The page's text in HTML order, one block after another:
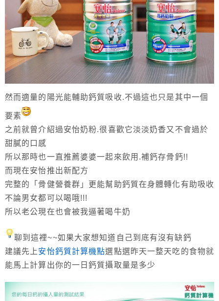
然而適量的陽光能輔助鈣質吸收.不過這也只是其中一個
要素
之前就曾介紹過安怡奶粉.很喜歡它淡淡奶香又不會過於
甜膩的口感
所以那時也一直推薦婆婆一起來飲用.補鈣存骨鈣!!
而現在安怡推出新配方
完整的「骨健營養群」更能幫助鈣質在身體轉化有助吸收
不論男女都可以喝哦!!!
所以老公現在也會被我逼著喝牛奶
聊到這裡~~如果大家想知道自己到底有沒有缺鈣
建議先上 安怡鈣質計算機點選點選昨天一整天吃的食物就
能馬上計算出你的一日鈣質攝取量是多少